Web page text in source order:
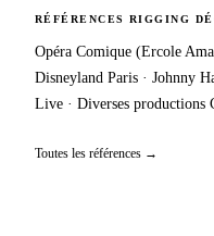
RÉFÉRENCES RIGGING
Opéra Comique (Ercole
Disneyland Paris · Johnny
Live · Diverses productions
Toutes les références →